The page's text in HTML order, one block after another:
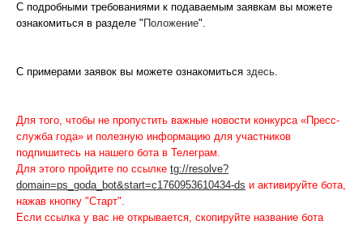
С подробными требованиями к подаваемым заявкам вы можете
ознакомиться в разделе " Положение".
С примерами заявок вы можете ознакомиться здесь.
Для того, чтобы не пропустить важные новости конкурса «Пресс-
служба года» и полезную информацию для участников
подпишитесь на нашего бота в Телеграм.
Для этого пройдите по ссылке tg://resolve?
domain=ps_goda_bot&start=c1760953610434-ds и активируйте бота,
нажав кнопку "Старт".
Если ссылка у вас не открывается, скопируйте название бота